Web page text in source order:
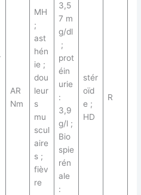
AR
Nm
MH
;
ast
hén
ie ;
dou
leur
s
mu
scul
aire
s ;
fièv
re
3,5
7 m
g/dl
;
prot
éin
urie
:
3,9
g/l ;
Bio
spie
rén
ale
:
stér
oïd
e ;
HD
R